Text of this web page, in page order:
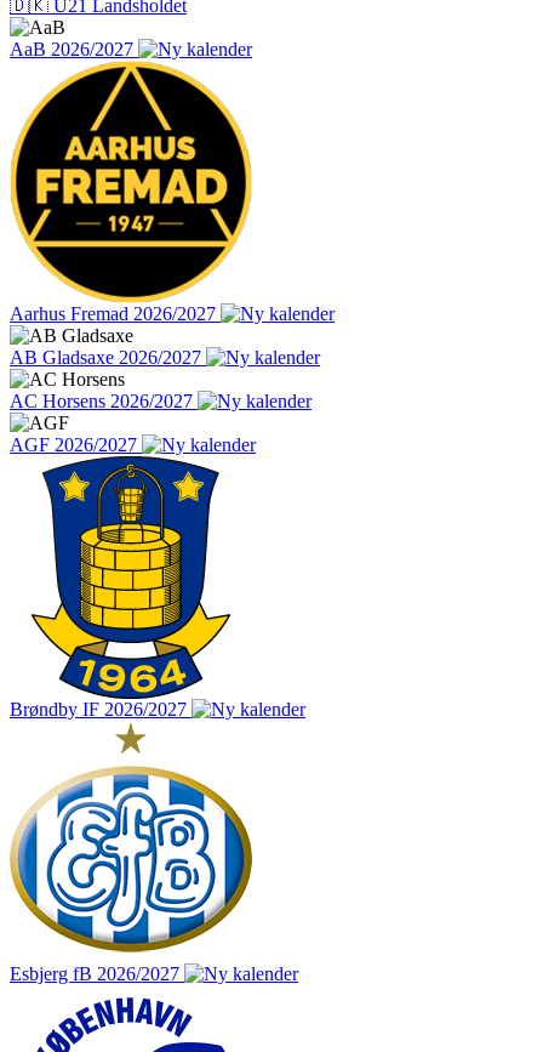
🇩🇰 U21 Landsholdet
AaB 2026/2027
Aarhus Fremad 2026/2027
AB Gladsaxe 2026/2027
AC Horsens 2026/2027
AGF 2026/2027
Brøndby IF 2026/2027
Esbjerg fB 2026/2027